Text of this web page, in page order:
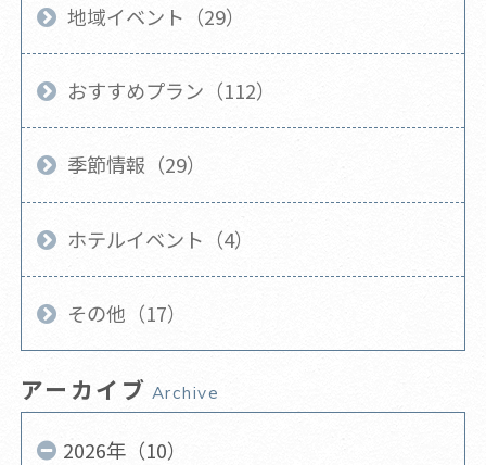
地域イベント（29）
おすすめプラン（112）
季節情報（29）
ホテルイベント（4）
その他（17）
アーカイブ Archive
2026年（10）